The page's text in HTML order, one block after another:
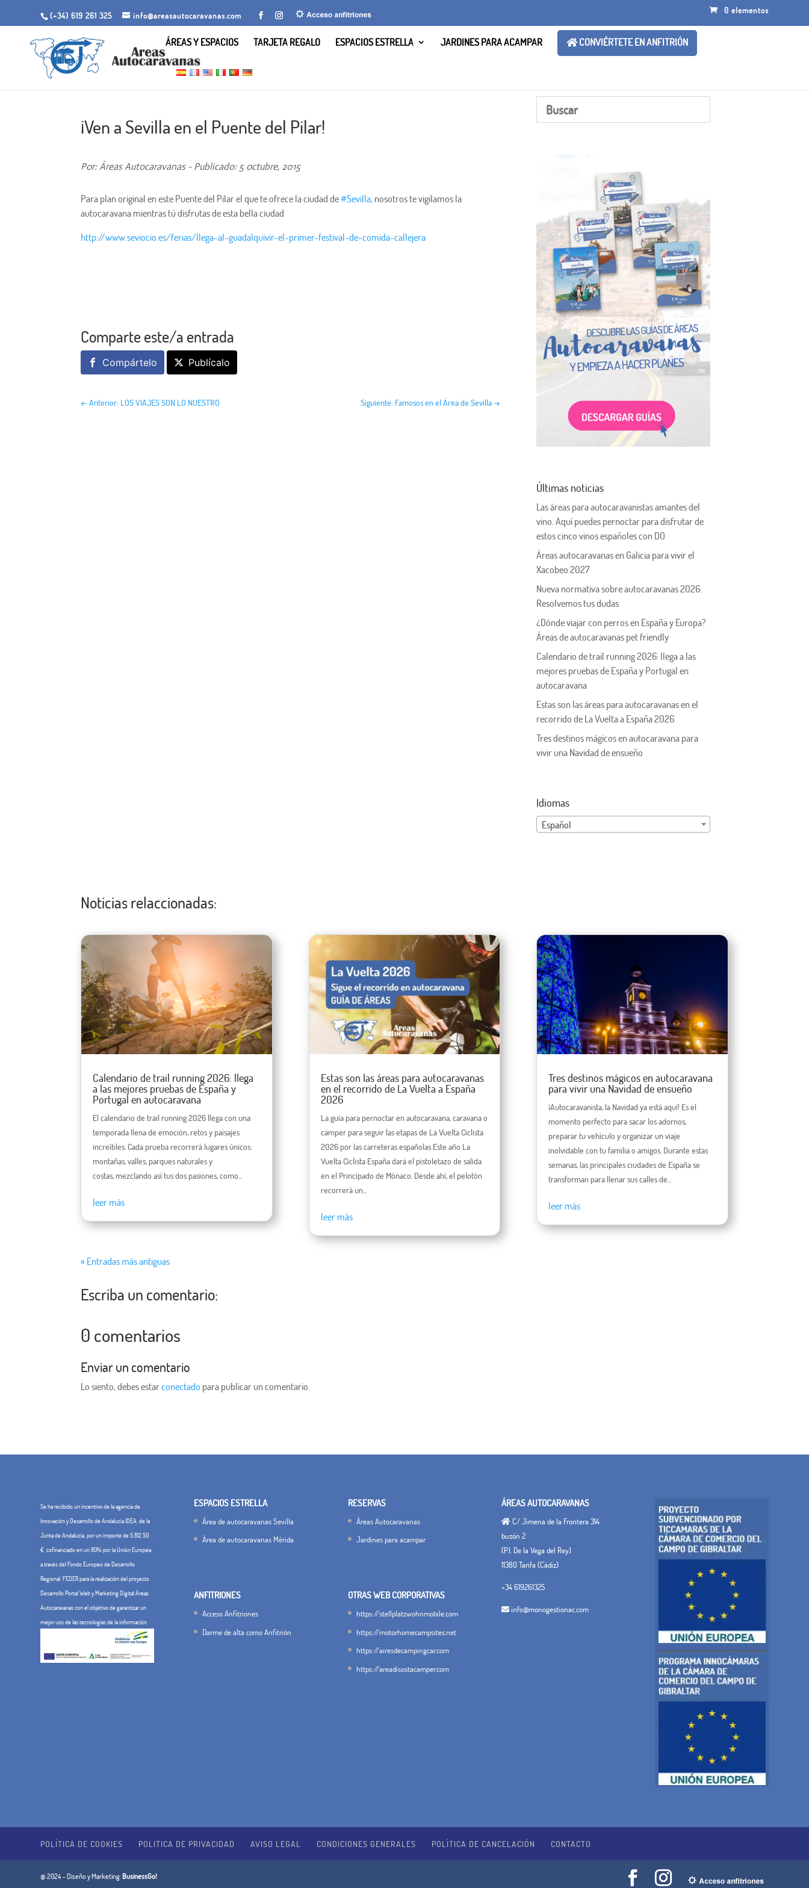
(+34) 619 261 325 info@areasautocaravanas.com
0 elementos
ÁREAS Y ESPACIOS TARJETA REGALO ESPACIOS ESTRELLA JARDINES PARA ACAMPAR CONVIÉRTETE EN ANFITRIÓN
¡Ven a Sevilla en el Puente del Pilar!
Por: Áreas Autocaravanas - Publicado: 5 octubre, 2015
Para plan original en este Puente del Pilar el que te ofrece la ciudad de‪#‎Sevilla‬, nosotros te vigilamos la
autocaravana mientras tú disfrutas de esta bella ciudad
http://www.seviocio.es/ferias/llega-al-guadalquivir-el-primer-festival-de-comida-callejera
Comparte este/a entrada
Compártelo Publícalo
←Anterior: LOS VIAJES SON LO NUESTRO Siguiente: Famosos en el Área de Sevilla →
Últimas noticias
Las áreas para autocaravanistas amantes del
vino. Aquí puedes pernoctar para disfrutar de
estos cinco vinos españoles con DO
Áreas autocaravanas en Galicia para vivir el
Xacobeo 2027
Nueva normativa sobre autocaravanas 2026:
Resolvemos tus dudas
¿Dónde viajar con perros en España y Europa?
Áreas de autocaravanas pet friendly
Calendario de trail running 2026: llega a las
mejores pruebas de España y Portugal en
autocaravana
Estas son las áreas para autocaravanas en el
recorrido de La Vuelta a España 2026
Tres destinos mágicos en autocaravana para
vivir una Navidad de ensueño
Idiomas
Español
Noticias relaccionadas:
Calendario de trail running 2026: llega
a las mejores pruebas de España y
Portugal en autocaravana
El calendario de trail running 2026 llega con una
temporada llena de emoción, retos y paisajes
increíbles. Cada prueba recorrerá lugares únicos:
montañas, valles, parques naturales y
costas, mezclando así tus dos pasiones, como...
leer más
Estas son las áreas para autocaravanas
en el recorrido de La Vuelta a España
2026
La guía para pernoctar en autocaravana, caravana o
camper para seguir las etapas de La Vuelta Ciclista
2026 por las carreteras españolas Este año La
Vuelta Ciclista España dará el pistoletazo de salida
en el Principado de Mónaco. Desde ahí, el pelotón
recorrerá un...
leer más
Tres destinos mágicos en autocaravana
para vivir una Navidad de ensueño
¡Autocaravanista, la Navidad ya está aquí! Es el
momento perfecto para sacar los adornos,
preparar tu vehículo y organizar un viaje
inolvidable con tu familia o amigos. Durante estas
semanas, las principales ciudades de España se
transforman para llenar sus calles de...
leer más
« Entradas más antiguas
Escriba un comentario:
0 comentarios
Enviar un comentario
Lo siento, debes estarconectado para publicar un comentario.
Se ha recibido un incentivo de la agencia de
Innovación y Desarrollo de Andalucía IDEA, de la
Junta de Andalucía, por un importe de 5.812,50
€, cofinanciado en un 80% por la Unión Europea
a través del Fondo Europeo de Desarrollo
Regional, FEDER para la realización del proyecto
Desarrollo Portal Web y Marketing Digital Áreas
Autocaravanas con el objetivo de garantizar un
mejor uso de las tecnologías de la información
ESPACIOS ESTRELLA
Área de autocaravanas Sevilla
Área de autocaravanas Mérida
ANFITRIONES
Acceso Anfitriones
Darme de alta como Anfitrión
RESERVAS
Áreas Autocaravanas
Jardines para acampar
OTRAS WEB CORPORATIVAS
https://stellplatzwohnmobile.com
https://motorhomecampsites.net
https://airesdecampingcar.com
https://areadisostacamper.com
ÁREAS AUTOCARAVANAS
C/ Jimena de la Frontera 314
buzón 2
(P.I. De la Vega del Rey)
11380 Tarifa (Cádiz)
+34 619261325
info@monogestionac.com
POLÍTICA DE COOKIES POLITICA DE PRIVACIDAD AVISO LEGAL CONDICIONES GENERALES POLÍTICA DE CANCELACIÓN CONTACTO
@ 2024 - Diseño y Marketing:BusinessGo!